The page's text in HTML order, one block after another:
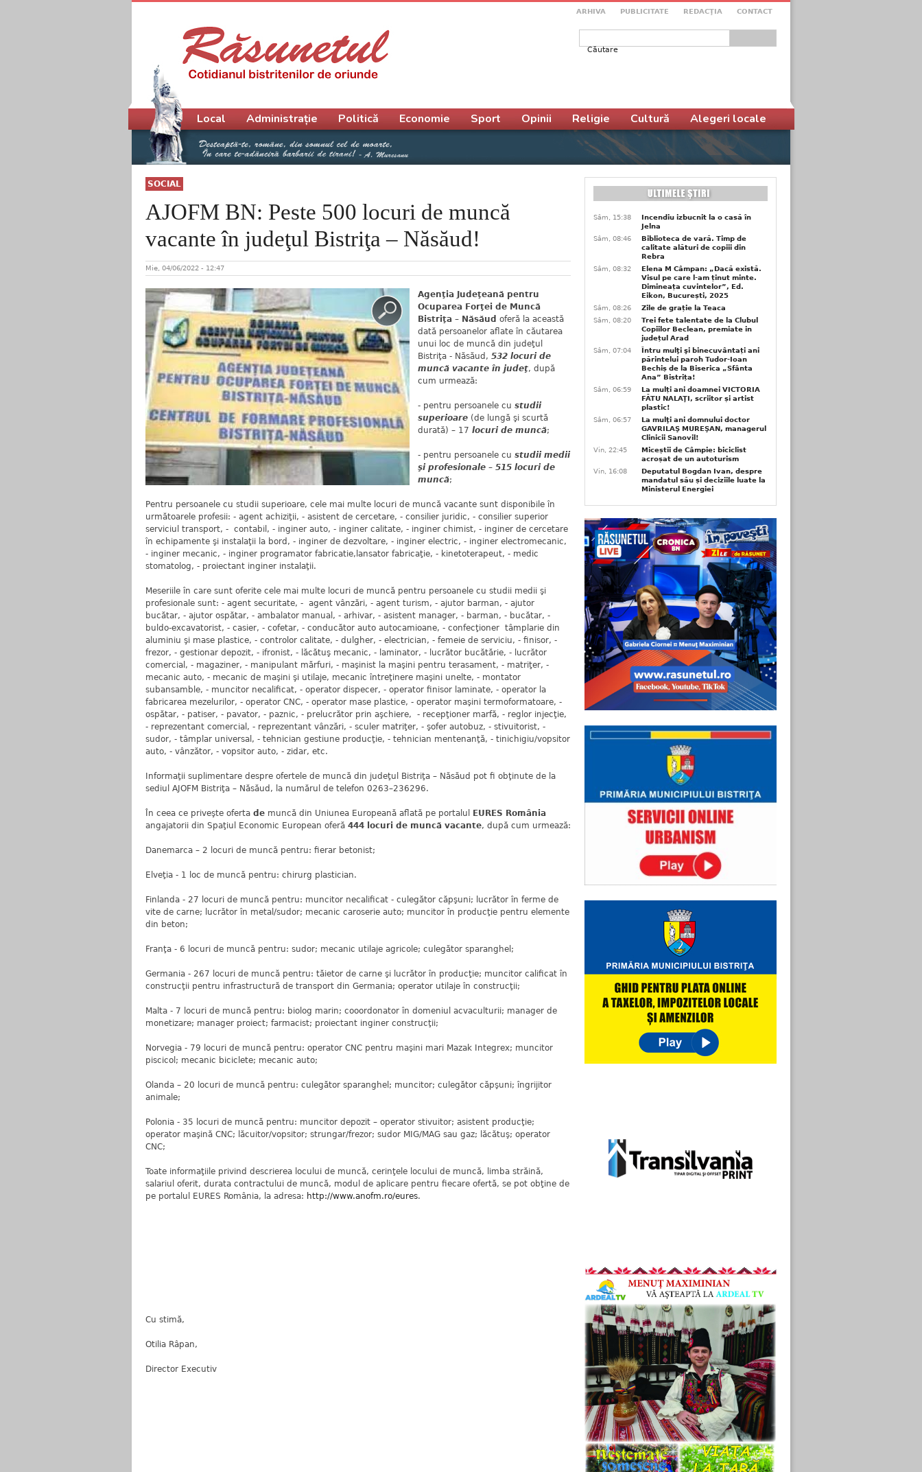
ARHIVA PUBLICITATE REDACŢIA CONTACT
Formular de căutare
SOCIAL
AJOFM BN: Peste 500 locuri de muncă
vacante în judeţul Bistriţa – Năsăud!
Mie, 04/06/2022 - 12:47
Agenţia Judeţeană pentru
Ocuparea Forţei de Muncă
Bistriţa – Năsăud oferă la această
dată persoanelor aflate în căutarea
unui loc de muncă din judeţul
Bistriţa - Năsăud, 532 locuri de
muncă vacante în judeţ, după
cum urmează:
- pentru persoanele cu studii
superioare (de lungă şi scurtă
durată) – 17 locuri de muncă;
- pentru persoanele cu studii medii
şi profesionale – 515 locuri de
muncă;
Pentru persoanele cu studii superioare, cele mai multe locuri de muncă vacante sunt disponibile în
următoarele profesii: - agent achiziţii, - asistent de cercetare, - consilier juridic, - consilier superior
serviciul transport, - contabil, - inginer auto, - inginer calitate, - inginer chimist, - inginer de cercetare
în echipamente şi instalaţii la bord, - inginer de dezvoltare, - inginer electric, - inginer electromecanic,
- inginer mecanic, - inginer programator fabricatie,lansator fabricaţie, - kinetoterapeut, - medic
stomatolog, - proiectant inginer instalaţii.
Meseriile în care sunt oferite cele mai multe locuri de muncă pentru persoanele cu studii medii şi
profesionale sunt: - agent securitate, - agent vânzări, - agent turism, - ajutor barman, - ajutor
bucătar, - ajutor ospătar, - ambalator manual, - arhivar, - asistent manager, - barman, - bucătar, -
buldo-excavatorist, - casier, - cofetar, - conducător auto autocamioane, - confecţioner tâmplarie din
aluminiu şi mase plastice, - controlor calitate, - dulgher, - electrician, - femeie de serviciu, - finisor, -
frezor, - gestionar depozit, - ifronist, - lăcătuş mecanic, - laminator, - lucrător bucătărie, - lucrător
comercial, - magaziner, - manipulant mărfuri, - maşinist la maşini pentru terasament, - matriţer, -
mecanic auto, - mecanic de maşini şi utilaje, mecanic întreţinere maşini unelte, - montator
subansamble, - muncitor necalificat, - operator dispecer, - operator finisor laminate, - operator la
fabricarea mezelurilor, - operator CNC, - operator mase plastice, - operator maşini termoformatoare, -
ospătar, - patiser, - pavator, - paznic, - prelucrător prin aşchiere, - recepţioner marfă, - reglor injecţie,
- reprezentant comercial, - reprezentant vânzări, - sculer matriţer, - şofer autobuz, - stivuitorist, -
sudor, - tâmplar universal, - tehnician gestiune producţie, - tehnician mentenanţă, - tinichigiu/vopsitor
auto, - vânzător, - vopsitor auto, - zidar, etc.
Informaţii suplimentare despre ofertele de muncă din judeţul Bistriţa – Năsăud pot fi obţinute de la
sediul AJOFM Bistriţa – Năsăud, la numărul de telefon 0263–236296.
În ceea ce priveşte oferta de muncă din Uniunea Europeană aflată pe portalul
EURES România
angajatorii din Spaţiul Economic European oferă 444 locuri de muncă vacante, după cum urmează:
Danemarca – 2 locuri de muncă pentru: fierar betonist;
Elveţia - 1 loc de muncă pentru: chirurg plastician.
Finlanda - 27 locuri de muncă pentru: muncitor necalificat - culegător căpşuni; lucrător în ferme de
vite de carne; lucrător în metal/sudor; mecanic caroserie auto; muncitor în producţie pentru elemente
din beton;
Franţa - 6 locuri de muncă pentru: sudor; mecanic utilaje agricole; culegător sparanghel;
Germania - 267 locuri de muncă pentru: tăietor de carne şi lucrător în producţie; muncitor calificat în
construcţii pentru infrastructură de transport din Germania; operator utilaje în construcţii;
Malta - 7 locuri de muncă pentru: biolog marin; cooordonator în domeniul acvaculturii; manager de
monetizare; manager proiect; farmacist; proiectant inginer construcţii;
Norvegia - 79 locuri de muncă pentru: operator CNC pentru maşini mari Mazak Integrex; muncitor
piscicol; mecanic biciclete; mecanic auto;
Olanda – 20 locuri de muncă pentru: culegător sparanghel; muncitor; culegător căpşuni; îngrijitor
animale;
Polonia - 35 locuri de muncă pentru: muncitor depozit – operator stivuitor; asistent producţie;
operator maşină CNC; lăcuitor/vopsitor; strungar/frezor; sudor MIG/MAG sau gaz; lăcătuş; operator
CNC;
Toate informaţiile privind descrierea locului de muncă, cerinţele locului de muncă, limba străină,
salariul oferit, durata contractului de muncă, modul de aplicare pentru fiecare ofertă, se pot obţine de
pe portalul EURES România, la adresa: http://www.anofm.ro/eures.
Cu stimă,
Otilia Râpan,
Director Executiv
Meniu principal
Local Administrație Politică Economie Sport Opinii Religie Cultură Alegeri locale
Sâm, 15:38
Incendiu izbucnit la o casă în
Jelna
Sâm, 08:46
Biblioteca de vară. Timp de
calitate alături de copiii din
Rebra
Sâm, 08:32
Elena M Câmpan: „Dacă există.
Visul pe care l-am ținut minte.
Dimineața cuvintelor”, Ed.
Eikon, București, 2025
Sâm, 08:26
Zile de grație la Teaca
Sâm, 08:20
Trei fete talentate de la Clubul
Copiilor Beclean, premiate in
județul Arad
Sâm, 07:04
Întru mulţi şi binecuvântați ani
părintelui paroh Tudor-Ioan
Bechiș de la Biserica „Sfânta
Ana” Bistrița!
Sâm, 06:59
La mulți ani doamnei VICTORIA
FĂTU NALAŢI, scriitor și artist
plastic!
Sâm, 06:57
La mulţi ani domnului doctor
GAVRILAŞ MUREŞAN, managerul
Clinicii Sanovil!
Vin, 22:45
Miceștii de Câmpie: biciclist
acroșat de un autoturism
Vin, 16:08
Deputatul Bogdan Ivan, despre
mandatul său și deciziile luate la
Ministerul Energiei